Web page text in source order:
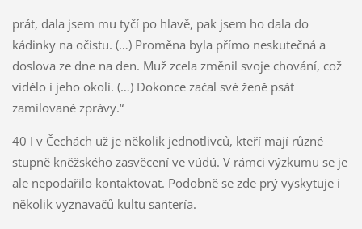
prát, dala jsem mu tyčí po hlavě, pak jsem ho dala do
kádinky na očistu. (…) Proměna byla přímo neskutečná a
doslova ze dne na den. Muž zcela změnil svoje chování, což
vidělo i jeho okolí. (…) Dokonce začal své ženě psát
zamilované zprávy.“
40 I v Čechách už je několik jednotlivců, kteří mají různé
stupně kněžského zasvěcení ve vúdú. V rámci výzkumu se je
ale nepodařilo kontaktovat. Podobně se zde prý vyskytuje i
několik vyznavačů kultu santería.